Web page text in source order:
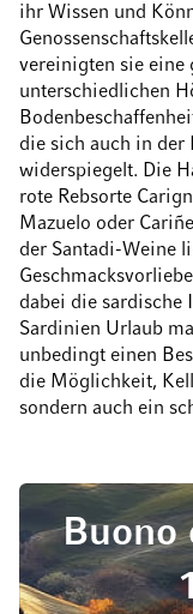
ihr Wissen und
vereinigten sie eine
unterschiedlichen
die sich auch in der
widerspiegelt. Die
rote Rebsorte
Mazuelo oder
der Santadi-Weine
dabei die sardische
Sardinien Urlaub
unbedingt einen
die Möglichkeit,
sondern auch ein
Buono